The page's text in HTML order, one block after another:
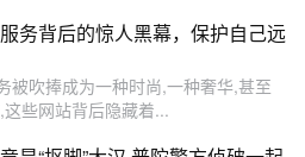
务背后的惊人黑幕，保护自己远
被吹捧成为一种时尚,一种奢华,甚至
些网站背后隐藏着...